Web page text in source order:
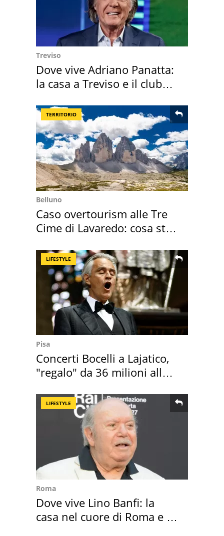
Treviso
Dove vive Adriano Panatta:
la casa a Treviso e il club
TERRITORIO
Belluno
Caso overtourism alle Tre
Cime di Lavaredo: cosa sta
LIFESTYLE
Pisa
Concerti Bocelli a Lajatico,
"regalo" da 36 milioni alla
LIFESTYLE
Roma
Dove vive Lino Banfi: la
casa nel cuore di Roma e i